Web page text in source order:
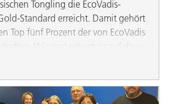
Tongling die EcoVadis-
Standard erreicht. Damit gehört
Top fünf Prozent der von EcoVadis
Wir sind sehr stolz auf diese
in Tongling.
kommt aus den
drei Standorte dort konnten ihr